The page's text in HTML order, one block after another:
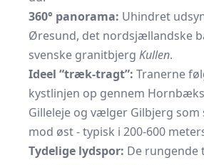
360° panorama: Uhindret
Øresund, det nordsjællandske
svenske granitbjerg Kullen.
Ideel “træk-tragt”: Tranerne
kystlinjen op gennem
Gilleleje og vælger Gilbjerg
mod øst - typisk i 200-600
Tydelige lydspor: De rungende